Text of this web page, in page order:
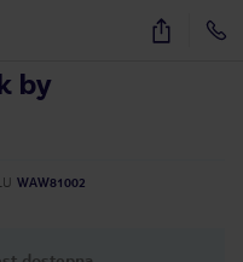
33
by
WAW81002